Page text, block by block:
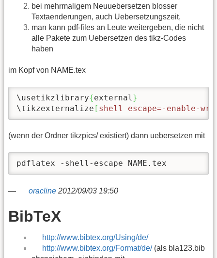
bei mehrmaligem Neuuebersetzen blosser
Textaenderungen, auch Uebersetzungszeit,
man kann pdf-files an Leute weitergeben, die nicht
alle Pakete zum Uebersetzen des tikz-Codes
haben
im Kopf von NAME.tex
\usetikzlibrary{external}
\tikzexternalize [ shell escape=-enable-
(wenn der Ordner tikzpics/ existiert) dann uebersetzen mit
pdflatex -shell-escape NAME.tex
— oracline 2012/09/03 19:50
BibTeX
http://www.bibtex.org/Using/de/
http://www.bibtex.org/Format/de/(als bla123.bib